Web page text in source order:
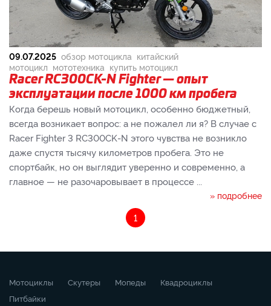
09.07.2025 обзор мотоцикла китайский
мотоцикл мототехника купить мотоцикл
Racer RC300CK-N Fighter — опыт
эксплуатации после 1000 км пробега
Когда берешь новый мотоцикл, особенно бюджетный,
всегда возникает вопрос: а не пожалел ли я? В случае с
Racer Fighter 3 RC300CK-N этого чувства не возникло
даже спустя тысячу километров пробега. Это не
спортбайк, но он выглядит уверенно и современно, а
главное — не разочаровывает в процессе ...
» подробнее
1
Мотоциклы Скутеры Мопеды
Квадроциклы
Питбайки